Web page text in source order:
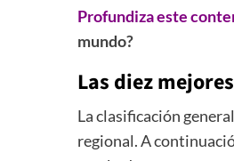
Profundiza este
mundo?
Las diez
La clasificación
regional. A